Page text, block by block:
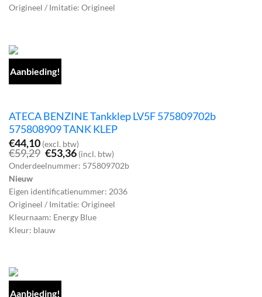
Origineel / Imitatie: Origineel
Aanbieding!
ATECA BENZINE Tankklep LV5F 575809702b
575808909 TANK KLEP
€44,10 (excl. btw)
€59,29 Oorspronkelijke
prijs
was:
€53,36Huidige
prijs
is:
(incl. btw)
Onderdeelnummer: 575809702b
Nieuw
Eigen identificatienummer: 2036
Origineel / Imitatie: Origineel
Kleurnaam: Energy Blue
Kleur: blauw
Aanbieding!